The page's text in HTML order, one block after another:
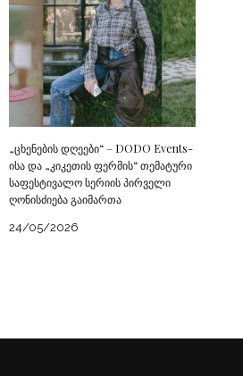
„ცხენების დღეები“ – DODO Events-
ისა და „კიკეთის ფერმის“ თემატური
საფესტივალო სერიის პირველი
ღონისძიება გაიმართა
24/05/2026